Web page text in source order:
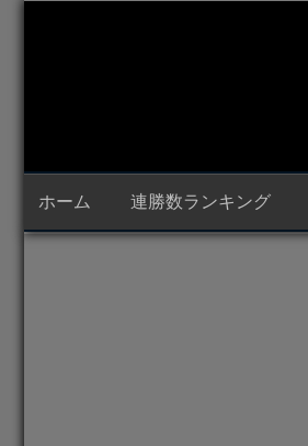
プ
ホーム 連勝数ランキング